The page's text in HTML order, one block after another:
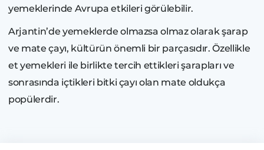
yemeklerinde Avrupa etkileri görülebilir.
Arjantin’de yemeklerde olmazsa olmaz olarak şarap
ve mate çayı, kültürün önemli bir parçasıdır. Özellikle
et yemekleri ile birlikte tercih ettikleri şarapları ve
sonrasında içtikleri bitki çayı olan mate oldukça
popülerdir.